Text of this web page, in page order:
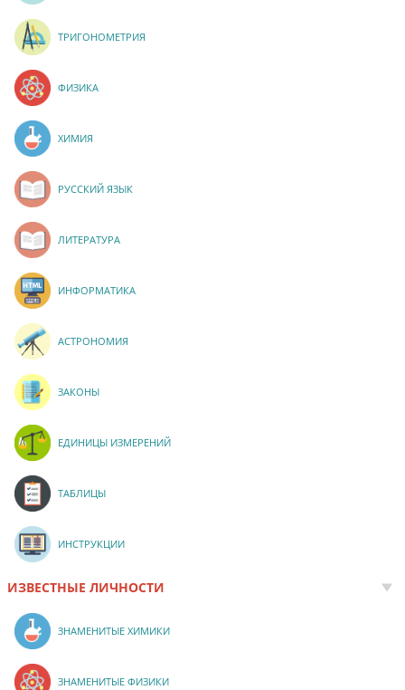
ТРИГОНОМЕТРИЯ
ФИЗИКА
ХИМИЯ
РУССКИЙ ЯЗЫК
ЛИТЕРАТУРА
ИНФОРМАТИКА
АСТРОНОМИЯ
ЗАКОНЫ
ЕДИНИЦЫ ИЗМЕРЕНИЙ
ТАБЛИЦЫ
ИНСТРУКЦИИ
ИЗВЕСТНЫЕ ЛИЧНОСТИ
ЗНАМЕНИТЫЕ ХИМИКИ
ЗНАМЕНИТЫЕ ФИЗИКИ